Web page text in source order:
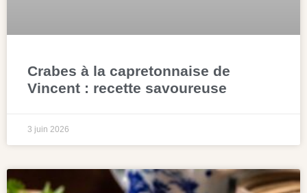
Crabes à la capretonnaise de
Vincent : recette savoureuse
3 juin 2026